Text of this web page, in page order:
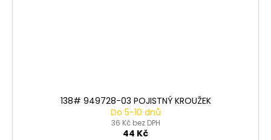
138# 949728-03 POJISTNÝ KROUŽEK
Do 5-10 dnů
36 Kč bez DPH
44 Kč